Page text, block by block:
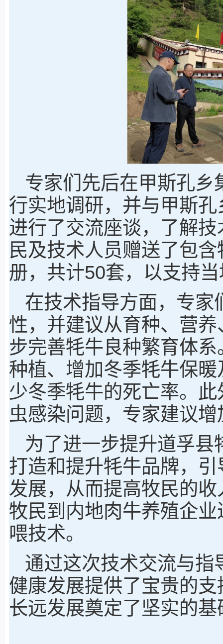
专家们先后在甲斯孔
行实地调研，并与甲斯
进行了交流座谈，了解
民及技术人员赠送了包
册，共计50套，以支持
在技术指导方面，专家
性，并建议从育种、营
步完善牦牛良种繁育体
种植、增加冬季牦牛保
少冬季牦牛的死亡率。
虫感染问题，专家建议
为了进一步提升道孚
打造和提升牦牛品牌，
发展，从而提高牧民的
牧民到内地肉牛养殖企
喂技术。
通过这次技术交流与指
健康发展提供了宝贵的
长远发展奠定了坚实的基